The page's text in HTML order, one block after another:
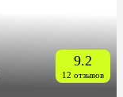
9.2
12 отзывов